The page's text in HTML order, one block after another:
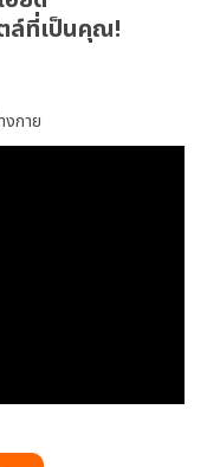
ล์ที่เป็นคุณ!
งกาย